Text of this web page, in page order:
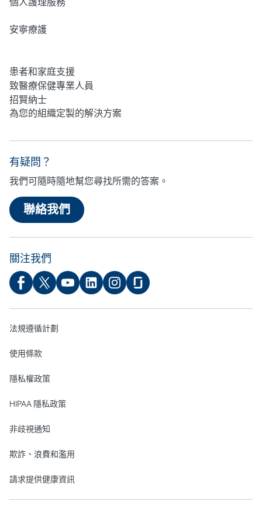
安寧療護
患者和家庭支援
致醫療保健專業人員
招賢納士
為您的組織定製的解決方案
有疑問？
我們可隨時隨地幫您尋找所需的答案。
聯絡我們
關注我們
法規遵循計劃
使用條款
隱私權政策
HIPAA 隱私政策
非歧視通知
欺詐、浪費和濫用
請求提供健康資訊